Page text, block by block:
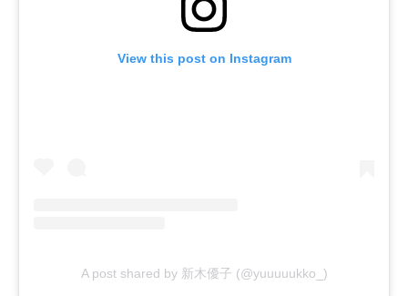
View this post on Instagram
A post shared by 新木優子 (@yuuuuukko_)